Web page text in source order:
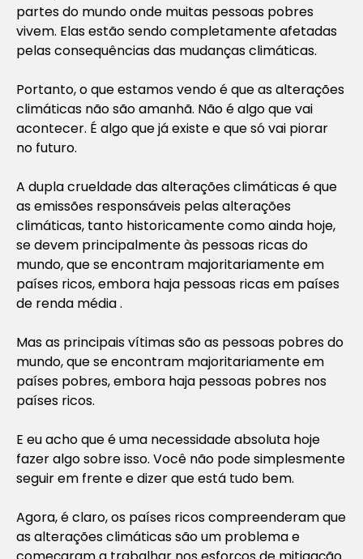
partes do mundo onde muitas pessoas pobres
vivem. Elas estão sendo completamente afetadas
pelas consequências das mudanças climáticas.
Portanto, o que estamos vendo é que as alterações
climáticas não são amanhã. Não é algo que vai
acontecer. É algo que já existe e que só vai piorar
no futuro.
A dupla crueldade das alterações climáticas é que
as emissões responsáveis pelas alterações
climáticas, tanto historicamente como ainda hoje,
se devem principalmente às pessoas ricas do
mundo, que se encontram majoritariamente em
países ricos, embora haja pessoas ricas em países
de renda média .
Mas as principais vítimas são as pessoas pobres do
mundo, que se encontram majoritariamente em
países pobres, embora haja pessoas pobres nos
países ricos.
E eu acho que é uma necessidade absoluta hoje
fazer algo sobre isso. Você não pode simplesmente
seguir em frente e dizer que está tudo bem.
Agora, é claro, os países ricos compreenderam que
as alterações climáticas são um problema e